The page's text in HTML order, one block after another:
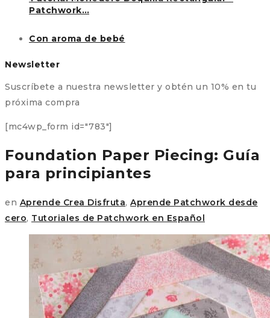
Patchwork…
Con aroma de bebé
Newsletter
Suscríbete a nuestra newsletter y obtén un 10% en tu
próxima compra
[mc4wp_form id="783"]
Foundation Paper Piecing: Guía
para principiantes
en Aprende Crea Disfruta, Aprende Patchwork desde
cero, Tutoriales de Patchwork en Español